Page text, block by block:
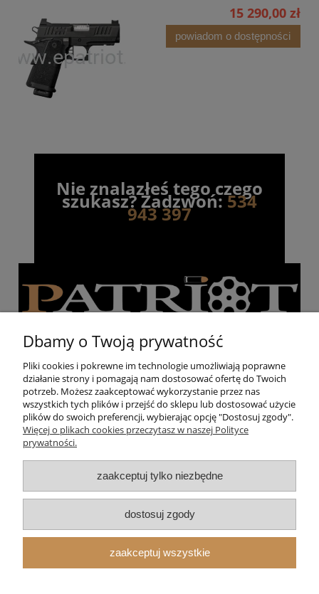
15 290,00 zł
powiadom o dostępności
Nie znalazłeś tego czego
szukasz? Zadzwoń:534
943 397
Pomoc
Moje konto
O nas
Dbamy o Twoją prywatność
Pliki cookies i pokrewne im technologie umożliwiają poprawne
działanie strony i pomagają nam dostosować ofertę do Twoich
potrzeb. Możesz zaakceptować wykorzystanie przez nas
wszystkich tych plików i przejść do sklepu lub dostosować użycie
plików do swoich preferencji, wybierając opcję "Dostosuj zgody".
Więcej o plikach cookies przeczytasz w naszej Polityce
prywatności.
zaakceptuj tylko niezbędne
dostosuj zgody
zaakceptuj wszystkie